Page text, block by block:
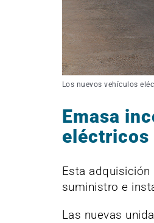
Los nuevos vehículos
Emasa
eléctricos
Esta
suministro e
Las nuevas